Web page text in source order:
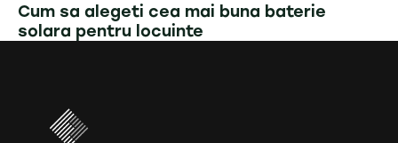
Cum sa alegeti cea mai buna baterie
solara pentru locuinte